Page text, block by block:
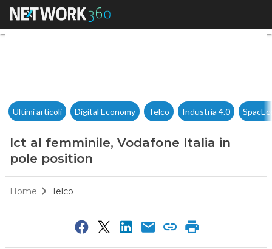
Ict al femminile, Vodafone
Ultimi articoli Digital Economy Telco Industria 4.0
Ict al femminile, Vodafone Italia in
pole position
Home Telco